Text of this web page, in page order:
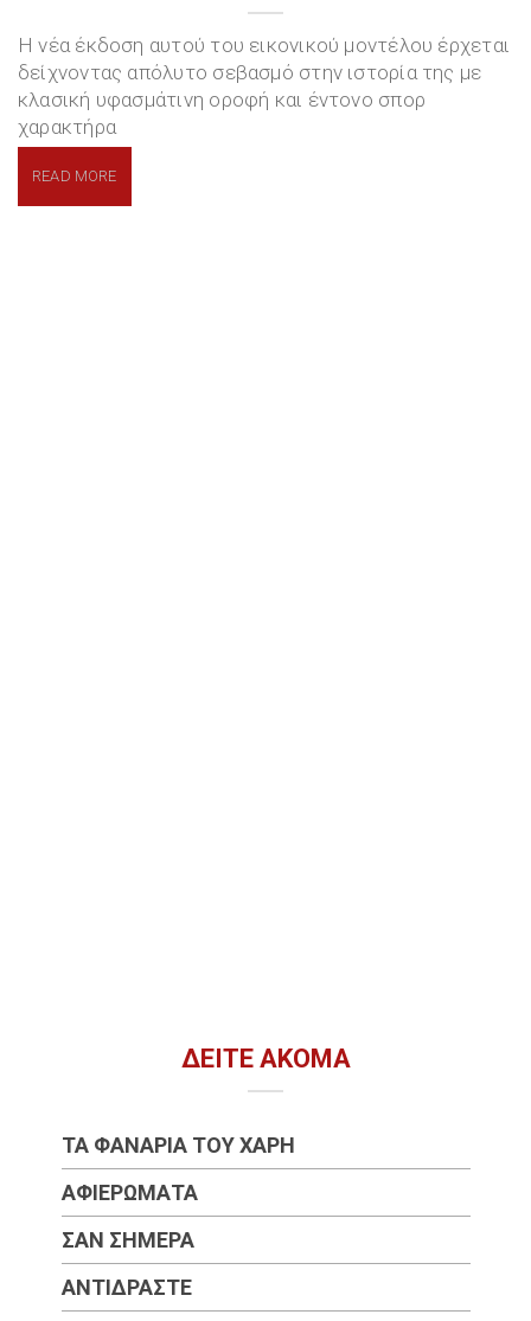
Η νέα έκδοση αυτού του εικονικού μοντέλου έρχεται
δείχνοντας απόλυτο σεβασμό στην ιστορία της με
κλασική υφασμάτινη οροφή και έντονο σπορ
χαρακτήρα
READ MORE
ΔΕΊΤΕ ΑΚΌΜΑ
ΤΑ ΦΑΝΆΡΙΑ ΤΟΥ ΧΆΡΗ
ΑΦΙΕΡΏΜΑΤΑ
ΣΑΝ ΣΉΜΕΡΑ
ΑΝΤΙΔΡΆΣΤΕ